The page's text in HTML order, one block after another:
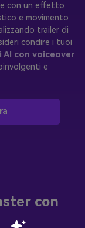
con un effetto
e movimento
trailer di
condire i tuoi
con voiceover
e
con